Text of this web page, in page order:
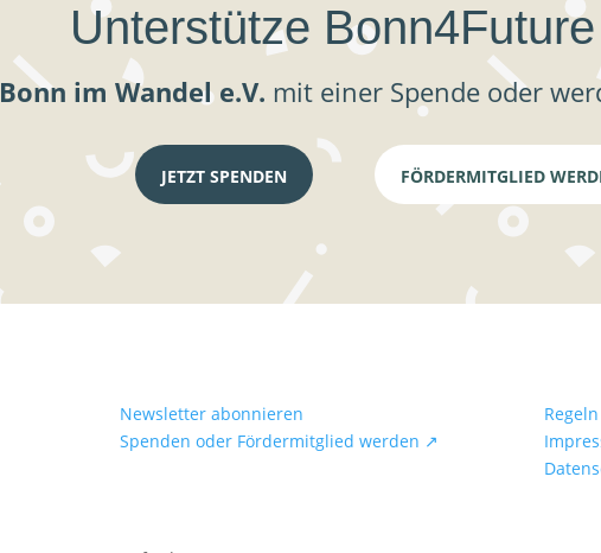
Unterstütze Bonn4Future
Bonn im Wandel e.V. mit einer Spende oder
JETZT SPENDEN FÖRDERMITGLIED
Newsletter abonnieren
Spenden oder Fördermitglied werden ↗
Regeln